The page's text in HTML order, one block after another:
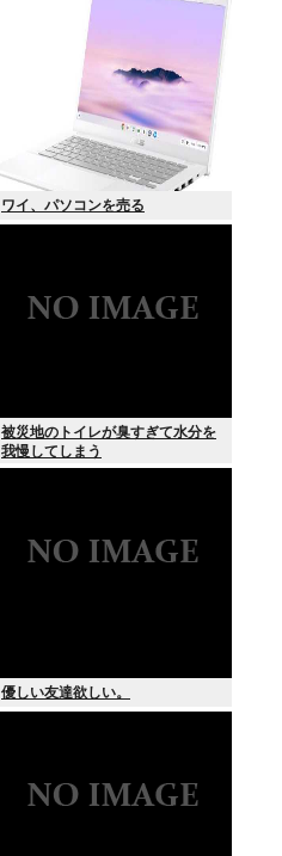
ワイ、パソコンを売る
被災地のトイレが臭すぎて水分を
我慢してしまう
優しい友達欲しい。